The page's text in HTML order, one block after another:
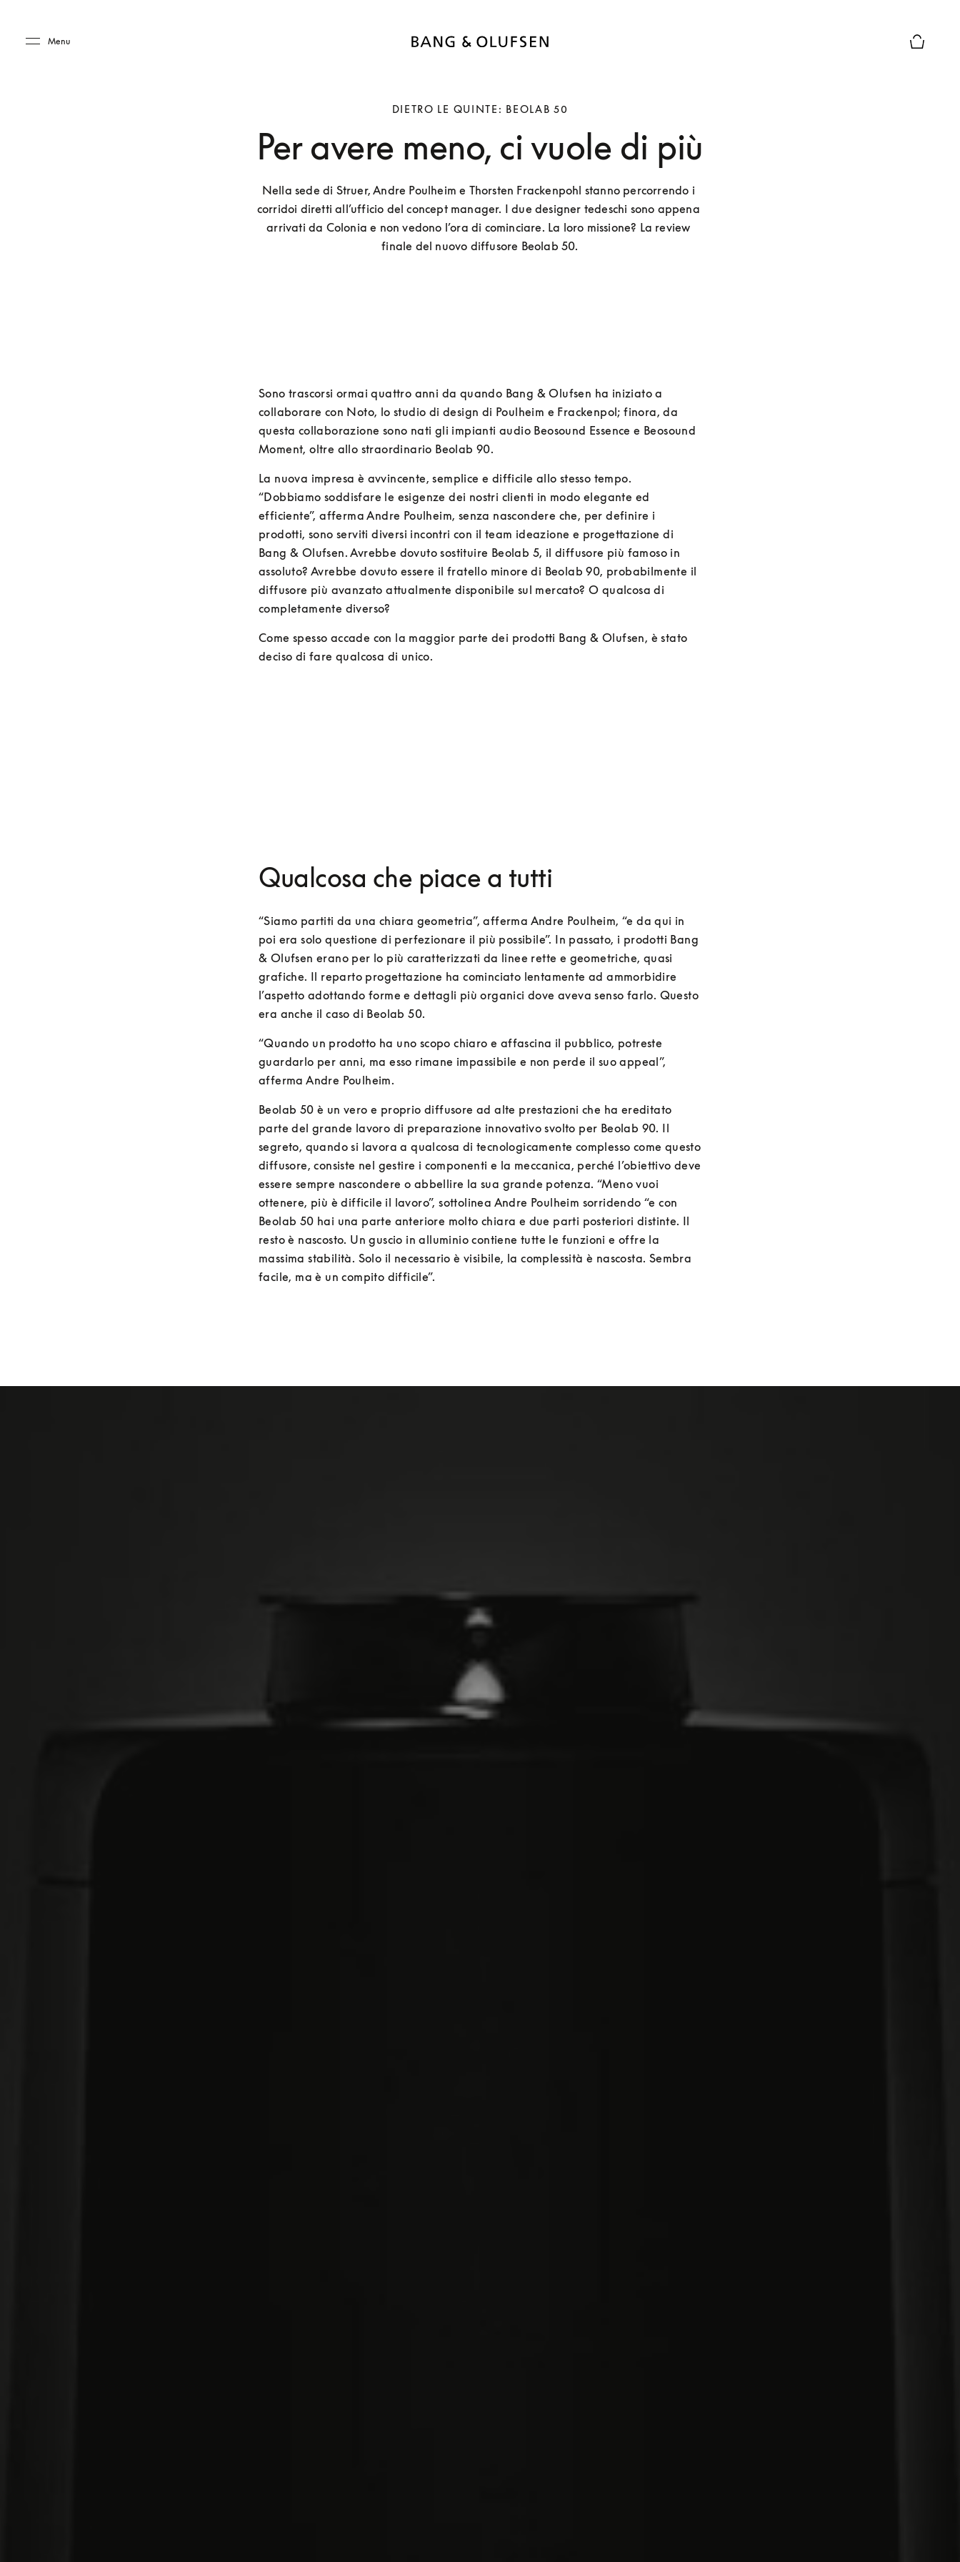
Menu
DIETRO LE QUINTE: BEOLAB 50
Per avere meno, ci vuole di più
Nella sede di Struer, Andre Poulheim e Thorsten Frackenpohl stanno percorrendo i
corridoi diretti all’ufficio del concept manager. I due designer tedeschi sono appena
arrivati da Colonia e non vedono l’ora di cominciare. La loro missione? La review
finale del nuovo diffusore Beolab 50.
Sono trascorsi ormai quattro anni da quando Bang & Olufsen ha iniziato a
collaborare con Noto, lo studio di design di Poulheim e Frackenpol; finora, da
questa collaborazione sono nati gli impianti audio Beosound Essence e Beosound
Moment, oltre allo straordinario Beolab 90.
La nuova impresa è avvincente, semplice e difficile allo stesso tempo.
“Dobbiamo soddisfare le esigenze dei nostri clienti in modo elegante ed
efficiente”, afferma Andre Poulheim, senza nascondere che, per definire i
prodotti, sono serviti diversi incontri con il team ideazione e progettazione di
Bang & Olufsen. Avrebbe dovuto sostituire Beolab 5, il diffusore più famoso in
assoluto? Avrebbe dovuto essere il fratello minore di Beolab 90, probabilmente il
diffusore più avanzato attualmente disponibile sul mercato? O qualcosa di
completamente diverso?
Come spesso accade con la maggior parte dei prodotti Bang & Olufsen, è stato
deciso di fare qualcosa di unico.
Qualcosa che piace a tutti
“Siamo partiti da una chiara geometria”, afferma Andre Poulheim, “e da qui in
poi era solo questione di perfezionare il più possibile”. In passato, i prodotti Bang
& Olufsen erano per lo più caratterizzati da linee rette e geometriche, quasi
grafiche. Il reparto progettazione ha cominciato lentamente ad ammorbidire
l’aspetto adottando forme e dettagli più organici dove aveva senso farlo. Questo
era anche il caso di Beolab 50.
“Quando un prodotto ha uno scopo chiaro e affascina il pubblico, potreste
guardarlo per anni, ma esso rimane impassibile e non perde il suo appeal”,
afferma Andre Poulheim.
Beolab 50 è un vero e proprio diffusore ad alte prestazioni che ha ereditato
parte del grande lavoro di preparazione innovativo svolto per Beolab 90. Il
segreto, quando si lavora a qualcosa di tecnologicamente complesso come questo
diffusore, consiste nel gestire i componenti e la meccanica, perché l’obiettivo deve
essere sempre nascondere o abbellire la sua grande potenza. “Meno vuoi
ottenere, più è difficile il lavoro”, sottolinea Andre Poulheim sorridendo “e con
Beolab 50 hai una parte anteriore molto chiara e due parti posteriori distinte. Il
resto è nascosto. Un guscio in alluminio contiene tutte le funzioni e offre la
massima stabilità. Solo il necessario è visibile, la complessità è nascosta. Sembra
facile, ma è un compito difficile”.